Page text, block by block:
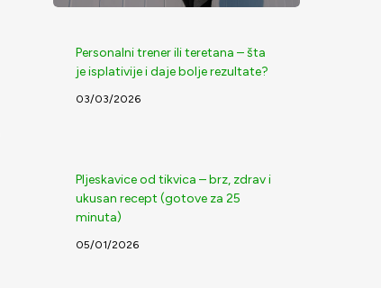
Personalni trener ili teretana – šta
je isplativije i daje bolje rezultate?
03/03/2026
Pljeskavice od tikvica – brz, zdrav i
ukusan recept (gotove za 25
minuta)
05/01/2026